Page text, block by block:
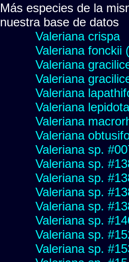
Más especies de la
nuestra base de datos
Valeriana crispa
Valeriana fonckii
Valeriana
Valeriana
Valeriana
Valeriana lepidota
Valeriana
Valeriana
Valeriana sp.
Valeriana sp.
Valeriana sp.
Valeriana sp.
Valeriana sp.
Valeriana sp.
Valeriana sp.
Valeriana sp.